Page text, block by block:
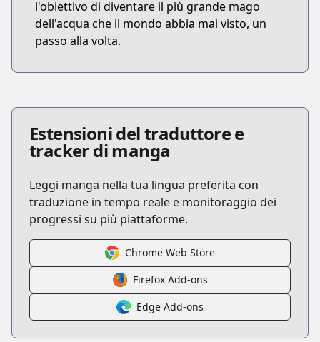
l'obiettivo di diventare il più grande mago
dell'acqua che il mondo abbia mai visto, un
passo alla volta.
Estensioni del traduttore e
tracker di manga
Leggi manga nella tua lingua preferita con
traduzione in tempo reale e monitoraggio dei
progressi su più piattaforme.
Chrome Web Store
Firefox Add-ons
Edge Add-ons